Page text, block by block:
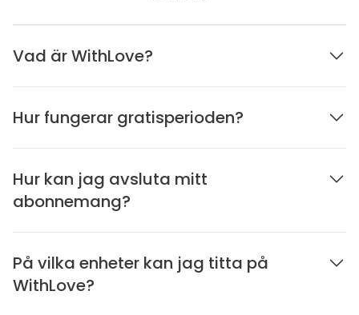
Vad är WithLove?
Hur fungerar gratisperioden?
Hur kan jag avsluta mitt
abonnemang?
På vilka enheter kan jag titta på
WithLove?